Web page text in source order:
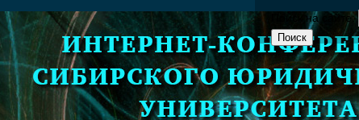
Поиск на сайте: